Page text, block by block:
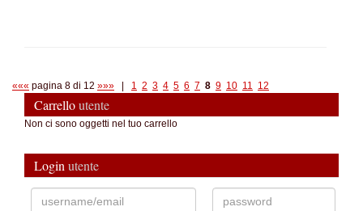
««« pagina 8 di 12 »»» 1 2 3 4 5 6 7 8 9 10 11 12
Carrelloutente
Non ci sono oggetti nel tuo carrello
Login utente